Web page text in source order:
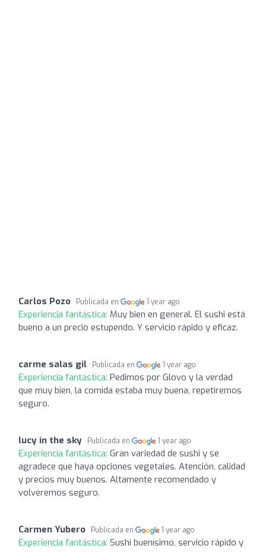
Carlos Pozo Publicada en 1 year ago
Experiencia fantástica: Muy bien en general. El sushi está
bueno a un precio estupendo. Y servicio rápido y eficaz.
carme salas gil Publicada en 1 year ago
Experiencia fantástica: Pedimos por Glovo y la verdad
que muy bien, la comida estaba muy buena, repetiremos
seguro.
lucy in the sky Publicada en 1 year ago
Experiencia fantástica: Gran variedad de sushi y se
agradece que haya opciones vegetales. Atención, calidad
y precios muy buenos. Altamente recomendado y
volveremos seguro.
Carmen Yubero Publicada en 1 year ago
Experiencia fantástica: Sushi buenísimo, servicio rápido y